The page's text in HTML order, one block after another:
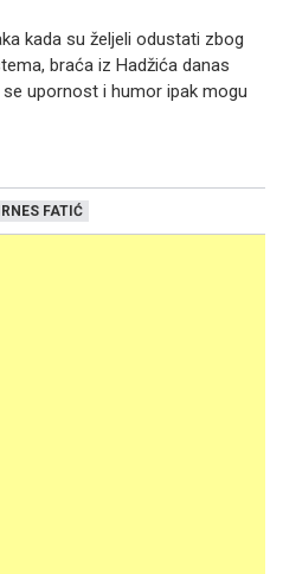
kada su željeli odustati zbog
braća iz Hadžića danas
upornost i humor ipak mogu
FATIĆ